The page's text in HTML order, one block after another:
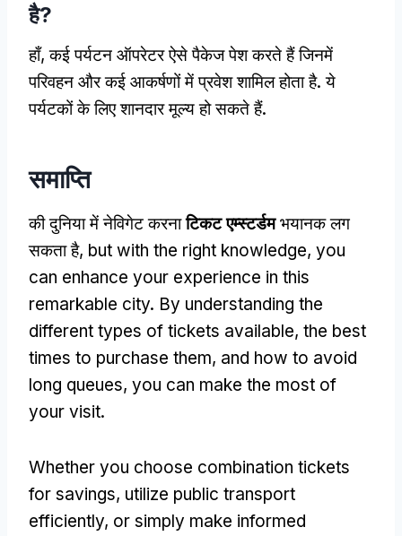
है?
हाँ, कई पर्यटन ऑपरेटर ऐसे पैकेज पेश करते हैं जिनमें
परिवहन और कई आकर्षणों में प्रवेश शामिल होता है. ये
पर्यटकों के लिए शानदार मूल्य हो सकते हैं.
समाप्ति
की दुनिया में नेविगेट करनाटिकट एम्स्टर्डमभयानक लग
सकता है, but with the right knowledge, you
can enhance your experience in this
remarkable city. By understanding the
different types of tickets available, the best
times to purchase them, and how to avoid
long queues, you can make the most of
your visit.
Whether you choose combination tickets
for savings, utilize public transport
efficiently, or simply make informed